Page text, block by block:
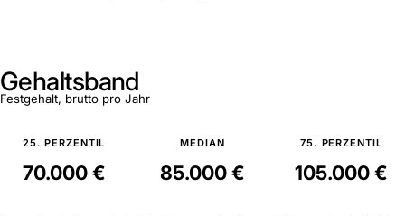
Gehaltsband
Festgehalt, brutto pro Jahr
25. PERZENTIL
70.000 €
MEDIAN
85.000 €
75. PERZENTIL
105.000 €